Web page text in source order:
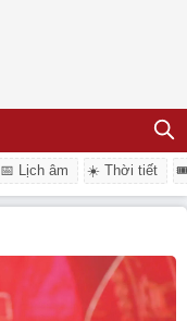
📅 Lịch âm ☀️ Thời tiết